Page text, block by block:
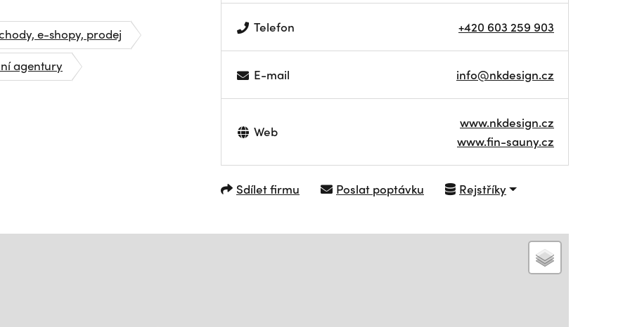
e-shopy, prodej
agentury
Telefon +420 603 259 903
E-mail info@nkdesign.cz
Web
www.nkdesign.cz
www.fin-sauny.cz
Sdílet firmu Poslat poptávku Rejstříky